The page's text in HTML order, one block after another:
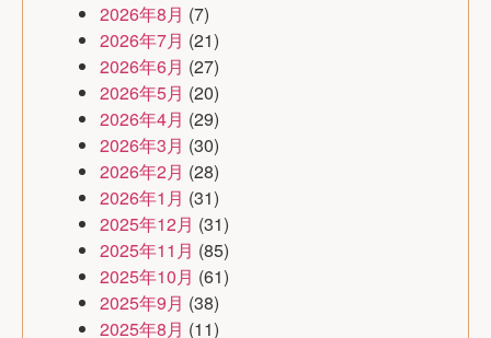
2026年8月 (7)
2026年7月 (21)
2026年6月 (27)
2026年5月 (20)
2026年4月 (29)
2026年3月 (30)
2026年2月 (28)
2026年1月 (31)
2025年12月 (31)
2025年11月 (85)
2025年10月 (61)
2025年9月 (38)
2025年8月 (11)